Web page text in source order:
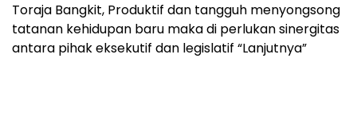
Toraja Bangkit, Produktif dan tangguh menyongsong
tatanan kehidupan baru maka di perlukan sinergitas
antara pihak eksekutif dan legislatif “Lanjutnya”